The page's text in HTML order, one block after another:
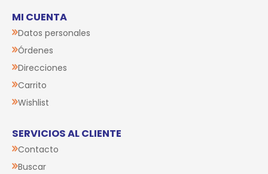
MI CUENTA
Datos personales
Órdenes
Direcciones
Carrito
Wishlist
SERVICIOS AL CLIENTE
Contacto
Buscar